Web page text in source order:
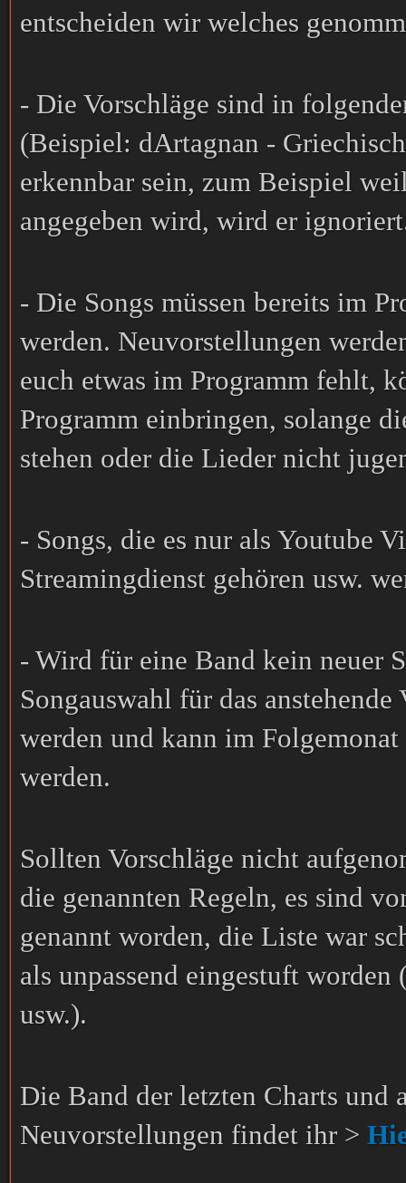
entscheiden wir welches
- Die Vorschläge sind in
(Beispiel: dArtagnan -
erkennbar sein, zum Beispiel
angegeben wird, wird er
- Die Songs müssen bereits im
werden. Neuvorstellungen
euch etwas im Programm fehlt,
Programm einbringen, solange
stehen oder die Lieder nicht
- Songs, die es nur als Youtube
Streamingdienst gehören usw.
- Wird für eine Band kein neuer
Songauswahl für das
werden und kann im
werden.
Sollten Vorschläge nicht
die genannten Regeln, es sind
genannt worden, die Liste war
als unpassend eingestuft
usw.).
Die Band der letzten Charts und
Neuvorstellungen findet ihr >